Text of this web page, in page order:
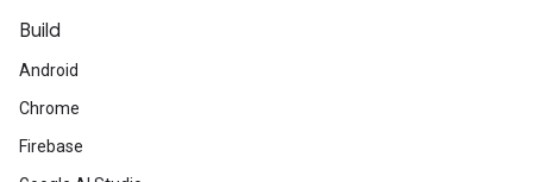
Build
Android
Chrome
Firebase